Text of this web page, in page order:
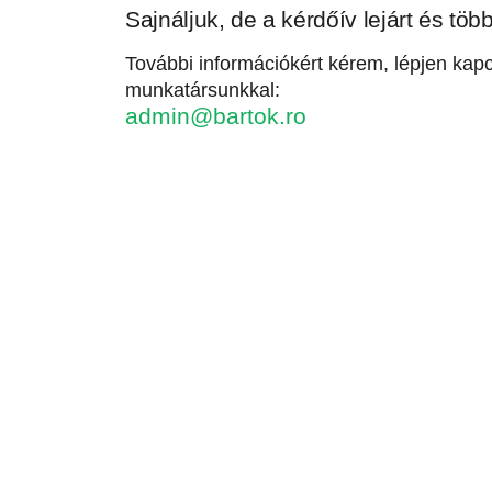
Sajnáljuk, de a kérdőív lejárt és
További információkért kérem, lépjen
munkatársunkkal:
admin@bartok.ro